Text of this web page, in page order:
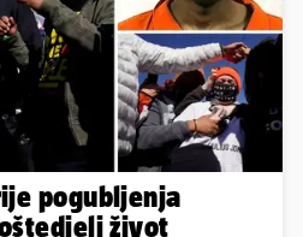
pogubljenja
život